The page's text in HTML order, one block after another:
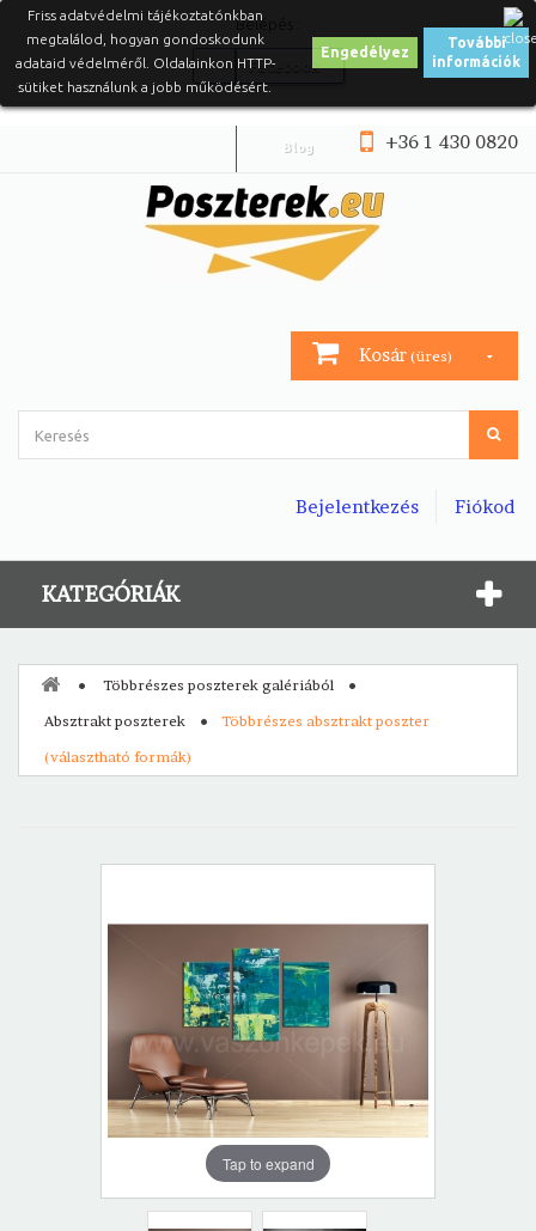
Belépés :
Facebook
+36 1 430 0820
Blog
Kosár (üres)
Fiókod
Bejelentkezés
KATEGÓRIÁK
Friss adatvédelmi tájékoztatónkban
megtalálod, hogyan gondoskodunk
adataid védelméről. Oldalainkon HTTP-
sütiket használunk a jobb működésért.
Engedélyez
További
információk
Többrészes poszterek galériából
Absztrakt poszterek
Többrészes absztrakt poszter
(választható formák)
Tap to expand